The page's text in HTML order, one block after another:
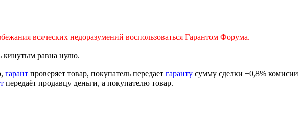
всяческих недоразумений воспользоваться Гарантом Форума.
кинутым равна нулю.
гарант проверяет товар, покупатель передает гаранту сумму сделки +0,8% комисии
передаёт продавцу деньги, а покупателю товар.